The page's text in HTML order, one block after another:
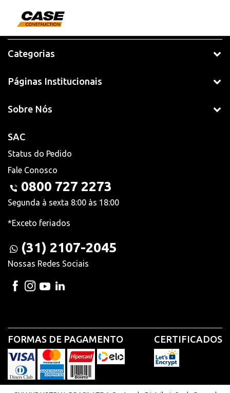
Categorias
Páginas Institucionais
Sobre Nós
SAC
Status do Pedido
Fale Conosco
0800 727 2273
Segunda à sexta 8:00 às 18:00
*Exceto feriados
(31) 2107-2045
Nossas Redes Sociais
FORMAS DE PAGAMENTO CERTIFICADOS